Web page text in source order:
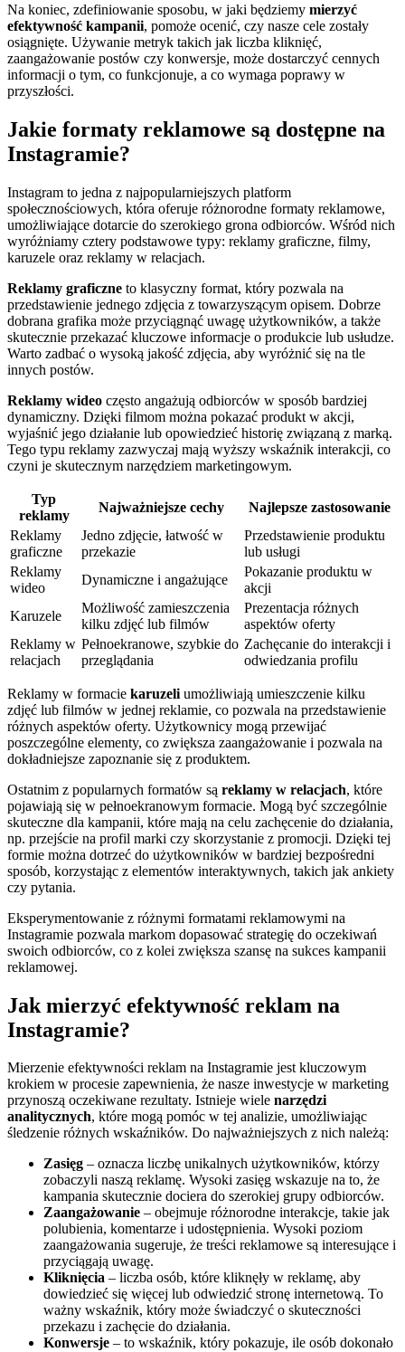
Na koniec, zdefiniowanie sposobu, w jaki będziemy mierzyć
efektywność kampanii, pomoże ocenić, czy nasze cele zostały
osiągnięte. Używanie metryk takich jak liczba kliknięć,
zaangażowanie postów czy konwersje, może dostarczyć cennych
informacji o tym, co funkcjonuje, a co wymaga poprawy w
przyszłości.
Jakie formaty reklamowe są dostępne na
Instagramie?
Instagram to jedna z najpopularniejszych platform
społecznościowych, która oferuje różnorodne formaty reklamowe,
umożliwiające dotarcie do szerokiego grona odbiorców. Wśród nich
wyróżniamy cztery podstawowe typy: reklamy graficzne, filmy,
karuzele oraz reklamy w relacjach.
Reklamy graficzne to klasyczny format, który pozwala na
przedstawienie jednego zdjęcia z towarzyszącym opisem. Dobrze
dobrana grafika może przyciągnąć uwagę użytkowników, a także
skutecznie przekazać kluczowe informacje o produkcie lub usłudze.
Warto zadbać o wysoką jakość zdjęcia, aby wyróżnić się na tle
innych postów.
Reklamy wideo często angażują odbiorców w sposób bardziej
dynamiczny. Dzięki filmom można pokazać produkt w akcji,
wyjaśnić jego działanie lub opowiedzieć historię związaną z marką.
Tego typu reklamy zazwyczaj mają wyższy wskaźnik interakcji, co
czyni je skutecznym narzędziem marketingowym.
Typ
reklamy
Najważniejsze cechy
Najlepsze zastosowanie
Reklamy
graficzne
Jedno zdjęcie, łatwość w
przekazie
Przedstawienie produktu
lub usługi
Reklamy
wideo
Dynamiczne i angażujące
Pokazanie produktu w
akcji
Karuzele
Możliwość zamieszczenia
kilku zdjęć lub filmów
Prezentacja różnych
aspektów oferty
Reklamy w
relacjach
Pełnoekranowe, szybkie do
przeglądania
Zachęcanie do interakcji i
odwiedzania profilu
Reklamy w formacie karuzeli umożliwiają umieszczenie kilku
zdjęć lub filmów w jednej reklamie, co pozwala na przedstawienie
różnych aspektów oferty. Użytkownicy mogą przewijać
poszczególne elementy, co zwiększa zaangażowanie i pozwala na
dokładniejsze zapoznanie się z produktem.
Ostatnim z popularnych formatów są reklamy w relacjach, które
pojawiają się w pełnoekranowym formacie. Mogą być szczególnie
skuteczne dla kampanii, które mają na celu zachęcenie do działania,
np. przejście na profil marki czy skorzystanie z promocji. Dzięki tej
formie można dotrzeć do użytkowników w bardziej bezpośredni
sposób, korzystając z elementów interaktywnych, takich jak ankiety
czy pytania.
Eksperymentowanie z różnymi formatami reklamowymi na
Instagramie pozwala markom dopasować strategię do oczekiwań
swoich odbiorców, co z kolei zwiększa szansę na sukces kampanii
reklamowej.
Jak mierzyć efektywność reklam na
Instagramie?
Mierzenie efektywności reklam na Instagramie jest kluczowym
krokiem w procesie zapewnienia, że nasze inwestycje w marketing
przynoszą oczekiwane rezultaty. Istnieje wiele narzędzi
analitycznych, które mogą pomóc w tej analizie, umożliwiając
śledzenie różnych wskaźników. Do najważniejszych z nich należą:
Zasięg – oznacza liczbę unikalnych użytkowników, którzy
zobaczyli naszą reklamę. Wysoki zasięg wskazuje na to, że
kampania skutecznie dociera do szerokiej grupy odbiorców.
Zaangażowanie – obejmuje różnorodne interakcje, takie jak
polubienia, komentarze i udostępnienia. Wysoki poziom
zaangażowania sugeruje, że treści reklamowe są interesujące i
przyciągają uwagę.
Kliknięcia – liczba osób, które kliknęły w reklamę, aby
dowiedzieć się więcej lub odwiedzić stronę internetową. To
ważny wskaźnik, który może świadczyć o skuteczności
przekazu i zachęcie do działania.
Konwersje – to wskaźnik, który pokazuje, ile osób dokonało